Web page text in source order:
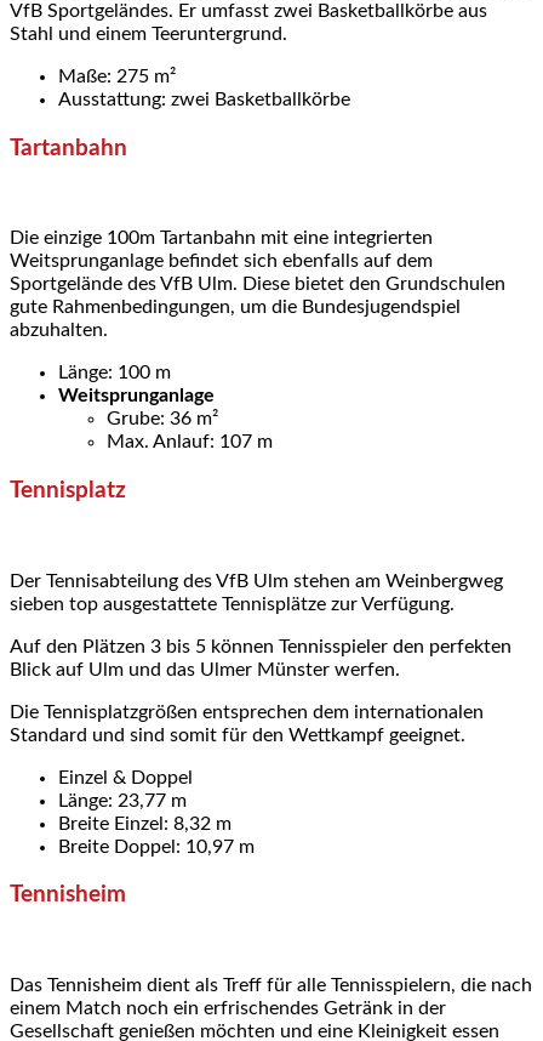
VfB Sportgeländes. Er umfasst zwei Basketballkörbe aus
Stahl und einem Teeruntergrund.
Maße: 275 m²
Ausstattung: zwei Basketballkörbe
Tartanbahn
Die einzige 100m Tartanbahn mit eine integrierten
Weitsprunganlage befindet sich ebenfalls auf dem
Sportgelände des VfB Ulm. Diese bietet den Grundschulen
gute Rahmenbedingungen, um die Bundesjugendspiel
abzuhalten.
Länge: 100 m
Weitsprunganlage
Grube: 36 m²
Max. Anlauf: 107 m
Tennisplatz
Der Tennisabteilung des VfB Ulm stehen am Weinbergweg
sieben top ausgestattete Tennisplätze zur Verfügung.
Auf den Plätzen 3 bis 5 können Tennisspieler den perfekten
Blick auf Ulm und das Ulmer Münster werfen.
Die Tennisplatzgrößen entsprechen dem internationalen
Standard und sind somit für den Wettkampf geeignet.
Einzel & Doppel
Länge: 23,77 m
Breite Einzel: 8,32 m
Breite Doppel: 10,97 m
Tennisheim
Das Tennisheim dient als Treff für alle Tennisspielern, die nach
einem Match noch ein erfrischendes Getränk in der
Gesellschaft genießen möchten und eine Kleinigkeit essen